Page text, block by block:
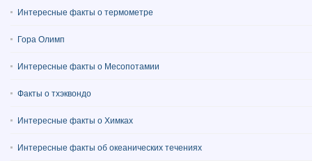
Интересные факты о термометре
Гора Олимп
Интересные факты о Месопотамии
Факты о тхэквондо
Интересные факты о Химках
Интересные факты об океанических течениях